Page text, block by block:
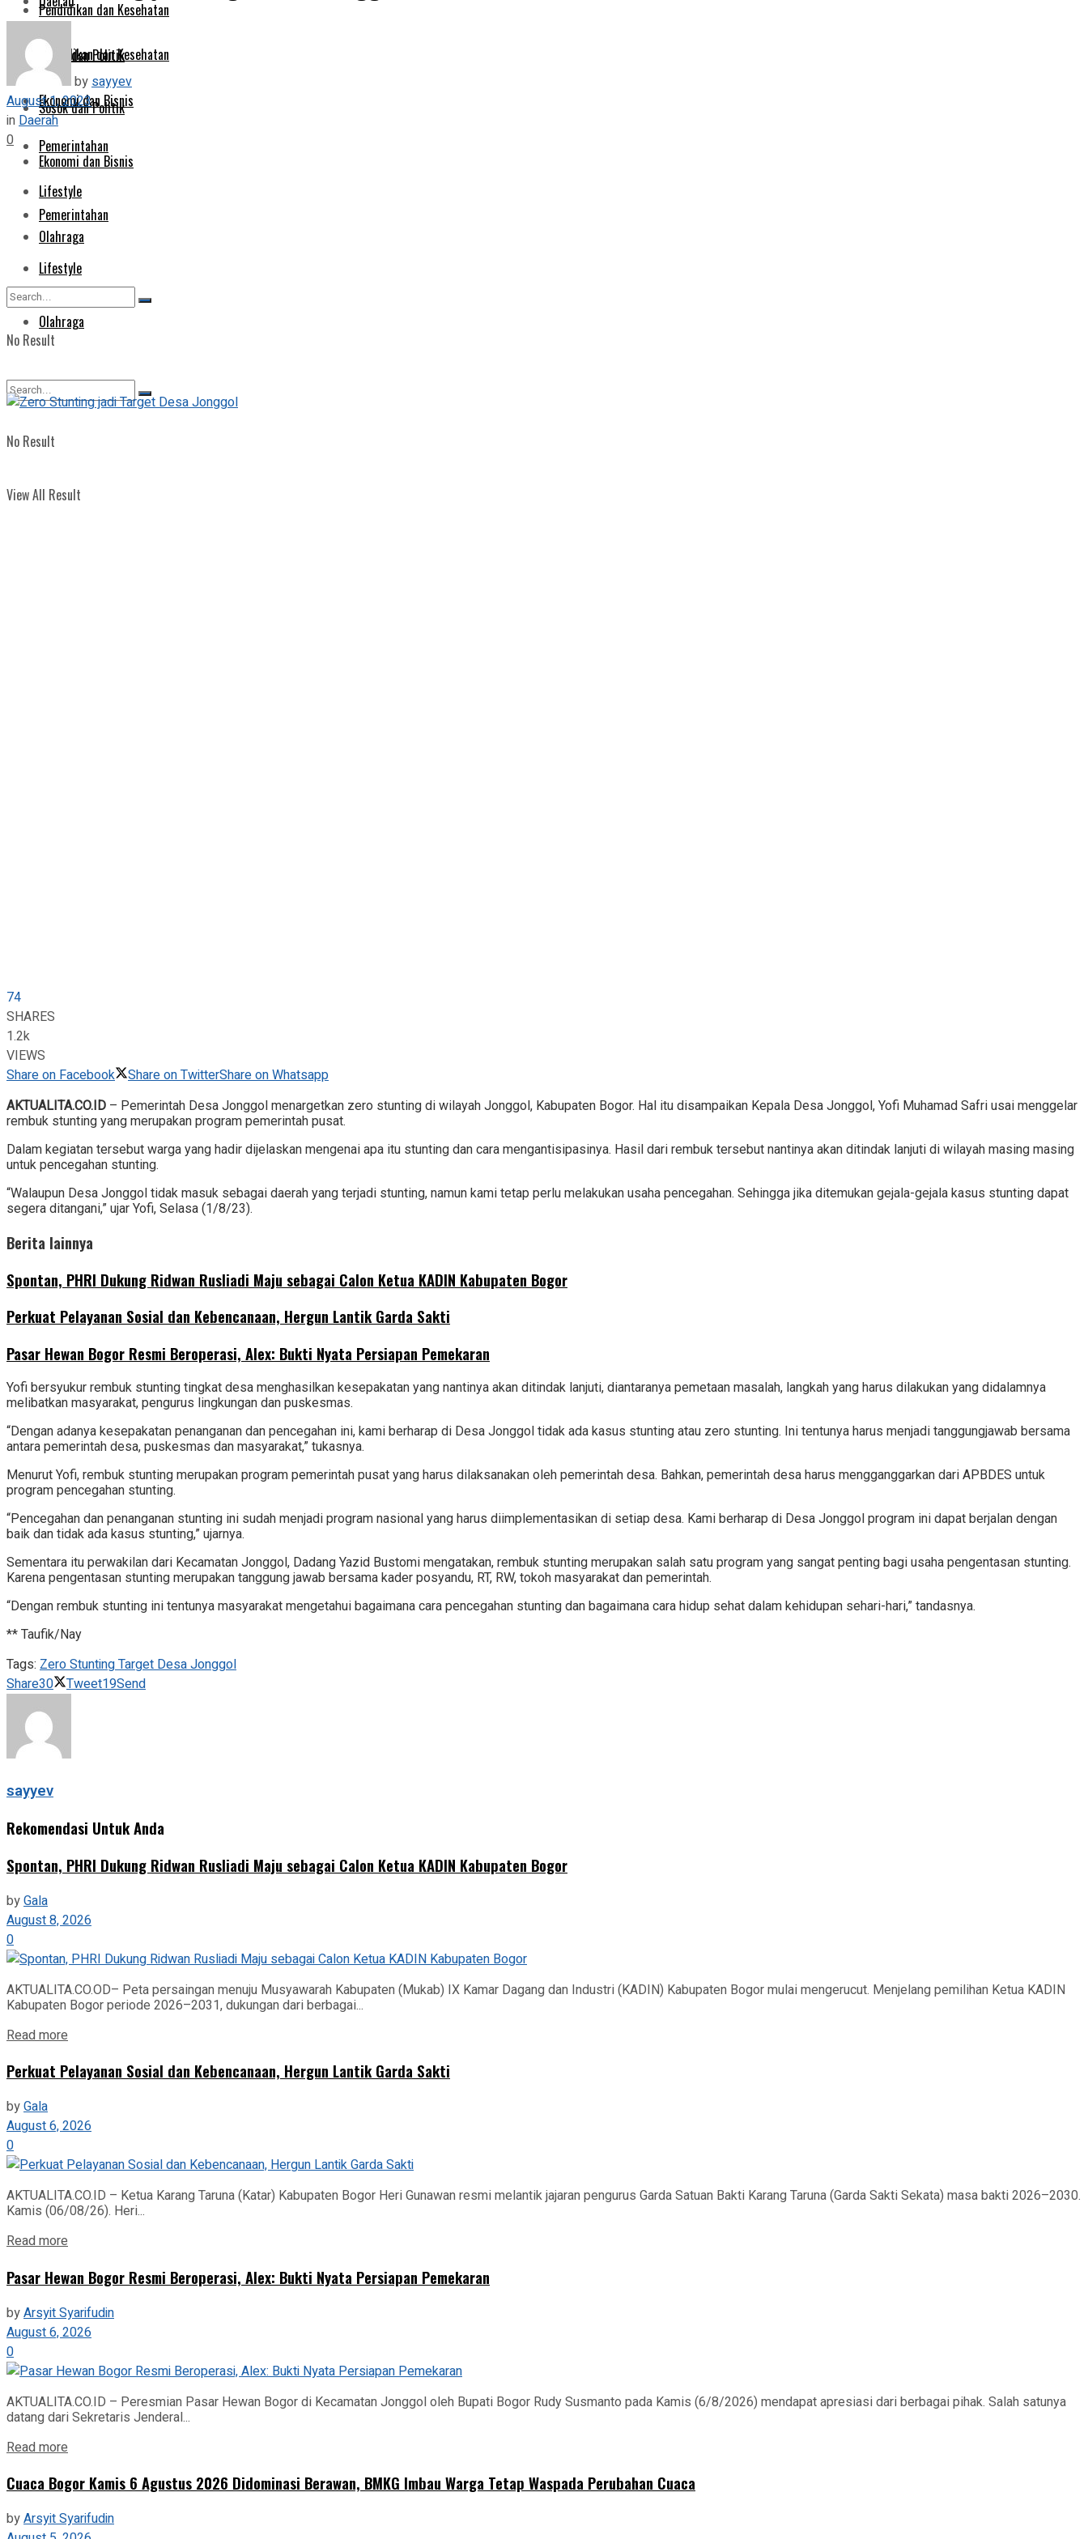
Pendidikan dan Kesehatan
Sosok dan Politik
Ekonomi dan Bisnis
Pemerintahan
Lifestyle
Olahraga
No Result
View All Result
Pendidikan dan Kesehatan
Sosok dan Politik
Ekonomi dan Bisnis
Pemerintahan
Lifestyle
Olahraga
No Result
View All Result
bysayyev
August 1, 2023
inDaerah
0
74
SHARES
1.2k
VIEWS
Share on Facebook
Share on TwitterShare on Whatsapp
AKTUALITA.CO.ID – Pemerintah Desa Jonggol menargetkan zero stunting di wilayah Jonggol, Kabupaten Bogor. Hal itu disampaikan Kepala Desa Jonggol, Yofi Muhamad Safri usai menggelar
rembuk stunting yang merupakan program pemerintah pusat.
Dalam kegiatan tersebut warga yang hadir dijelaskan mengenai apa itu stunting dan cara mengantisipasinya. Hasil dari rembuk tersebut nantinya akan ditindak lanjuti di wilayah masing masing
untuk pencegahan stunting.
“Walaupun Desa Jonggol tidak masuk sebagai daerah yang terjadi stunting, namun kami tetap perlu melakukan usaha pencegahan. Sehingga jika ditemukan gejala-gejala kasus stunting dapat
segera ditangani,” ujar Yofi, Selasa (1/8/23).
Berita lainnya
Spontan, PHRI Dukung Ridwan Rusliadi Maju sebagai Calon Ketua KADIN Kabupaten Bogor
Perkuat Pelayanan Sosial dan Kebencanaan, Hergun Lantik Garda Sakti
Pasar Hewan Bogor Resmi Beroperasi, Alex: Bukti Nyata Persiapan Pemekaran
Yofi bersyukur rembuk stunting tingkat desa menghasilkan kesepakatan yang nantinya akan ditindak lanjuti, diantaranya pemetaan masalah, langkah yang harus dilakukan yang didalamnya
melibatkan masyarakat, pengurus lingkungan dan puskesmas.
“Dengan adanya kesepakatan penanganan dan pencegahan ini, kami berharap di Desa Jonggol tidak ada kasus stunting atau zero stunting. Ini tentunya harus menjadi tanggungjawab bersama
antara pemerintah desa, puskesmas dan masyarakat,” tukasnya.
Menurut Yofi, rembuk stunting merupakan program pemerintah pusat yang harus dilaksanakan oleh pemerintah desa. Bahkan, pemerintah desa harus mengganggarkan dari APBDES untuk
program pencegahan stunting.
“Pencegahan dan penanganan stunting ini sudah menjadi program nasional yang harus diimplementasikan di setiap desa. Kami berharap di Desa Jonggol program ini dapat berjalan dengan
baik dan tidak ada kasus stunting,” ujarnya.
Sementara itu perwakilan dari Kecamatan Jonggol, Dadang Yazid Bustomi mengatakan, rembuk stunting merupakan salah satu program yang sangat penting bagi usaha pengentasan stunting.
Karena pengentasan stunting merupakan tanggung jawab bersama kader posyandu, RT, RW, tokoh masyarakat dan pemerintah.
“Dengan rembuk stunting ini tentunya masyarakat mengetahui bagaimana cara pencegahan stunting dan bagaimana cara hidup sehat dalam kehidupan sehari-hari,” tandasnya.
** Taufik/Nay
Tags: Zero Stunting Target Desa Jonggol
Share30 Tweet19Send
sayyev
Rekomendasi Untuk Anda
Spontan, PHRI Dukung Ridwan Rusliadi Maju sebagai Calon Ketua KADIN Kabupaten Bogor
byGala
August 8, 2026
0
AKTUALITA.CO.OD– Peta persaingan menuju Musyawarah Kabupaten (Mukab) IX Kamar Dagang dan Industri (KADIN) Kabupaten Bogor mulai mengerucut. Menjelang pemilihan Ketua KADIN
Kabupaten Bogor periode 2026–2031, dukungan dari berbagai...
Read more
Perkuat Pelayanan Sosial dan Kebencanaan, Hergun Lantik Garda Sakti
byGala
August 6, 2026
0
AKTUALITA.CO.ID – Ketua Karang Taruna (Katar) Kabupaten Bogor Heri Gunawan resmi melantik jajaran pengurus Garda Satuan Bakti Karang Taruna (Garda Sakti Sekata) masa bakti 2026–2030.
Kamis (06/08/26). Heri...
Read more
Pasar Hewan Bogor Resmi Beroperasi, Alex: Bukti Nyata Persiapan Pemekaran
byArsyit Syarifudin
August 6, 2026
0
AKTUALITA.CO.ID – Peresmian Pasar Hewan Bogor di Kecamatan Jonggol oleh Bupati Bogor Rudy Susmanto pada Kamis (6/8/2026) mendapat apresiasi dari berbagai pihak. Salah satunya
datang dari Sekretaris Jenderal...
Read more
Cuaca Bogor Kamis 6 Agustus 2026 Didominasi Berawan, BMKG Imbau Warga Tetap Waspada Perubahan Cuaca
byArsyit Syarifudin